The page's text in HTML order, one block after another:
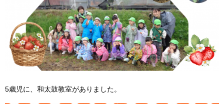
5歳児に、和太鼓教室がありました。